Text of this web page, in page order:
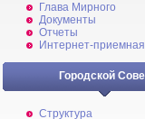
Глава Мирного
Документы
Отчеты
Интернет-приемная
Городской
Структура